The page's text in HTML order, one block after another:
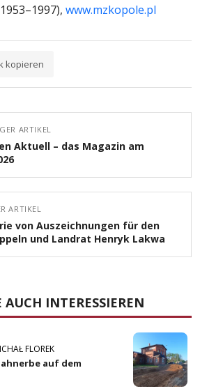
www.mzkopole.pl
kopieren
ARTIKEL
Aktuell – das Magazin am
ARTIKEL
von Auszeichnungen für den
und Landrat Henryk Lakwa
INTERESSIEREN
FLOREK
auf dem